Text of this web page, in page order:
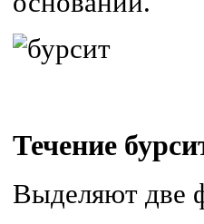
Течение
Выделяют две